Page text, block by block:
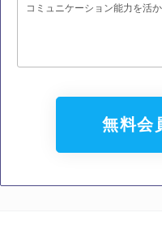
コミュニケーション能力を活
無料会